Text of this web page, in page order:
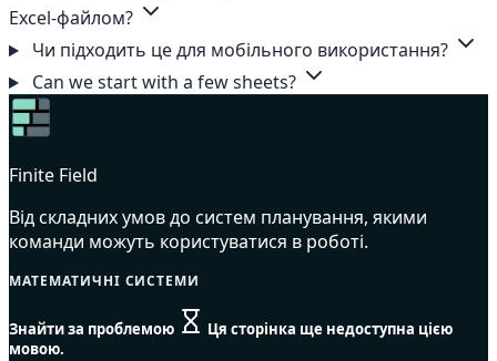
Excel-файлом?
Чи підходить це для мобільного використання?
Can we start with a few sheets?
Finite Field
Від складних умов до систем планування, якими
команди можуть користуватися в роботі.
МАТЕМАТИЧНІ СИСТЕМИ
Знайти за проблемою
Ця сторінка ще недоступна цією
мовою.